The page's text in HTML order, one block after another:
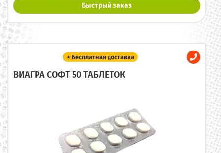
Быстрый заказ
+ Бесплатная доставка
ВИАГРА СОФТ 50 ТАБЛЕТОК